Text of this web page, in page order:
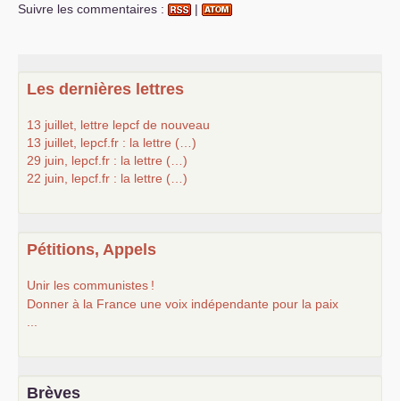
Suivre les commentaires : |
Les dernières lettres
13 juillet, lettre lepcf de nouveau
13 juillet, lepcf.fr : la lettre (…)
29 juin, lepcf.fr : la lettre (…)
22 juin, lepcf.fr : la lettre (…)
Pétitions, Appels
Unir les communistes !
Donner à la France une voix indépendante pour la paix
Brèves